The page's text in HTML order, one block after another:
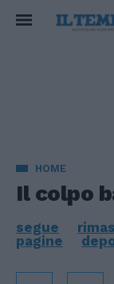
HOME
Il colpo
segue
pagine